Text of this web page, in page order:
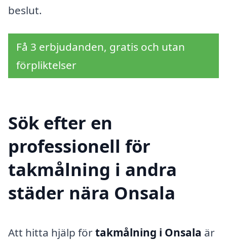
beslut.
Få 3 erbjudanden, gratis och utan
förpliktelser
Sök efter en
professionell för
takmålning i andra
städer nära Onsala
Att hitta hjälp förtakmålning i Onsala är